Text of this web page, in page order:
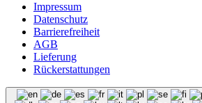
Impressum
Datenschutz
Barrierefreiheit
AGB
Lieferung
Rückerstattungen